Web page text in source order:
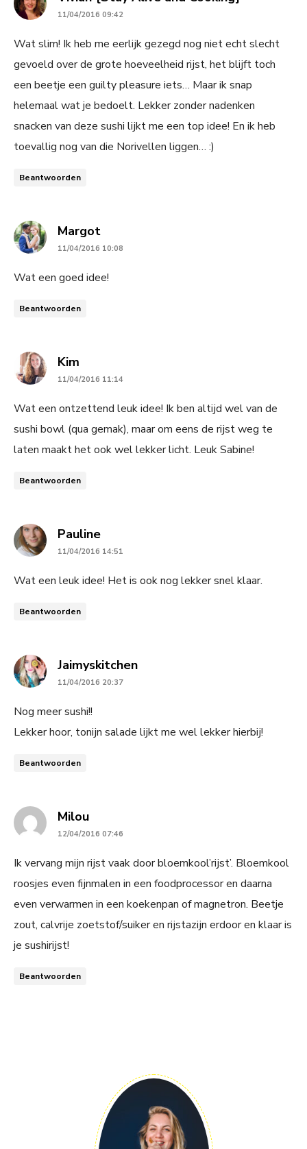
11/04/2016 09:42
Wat slim! Ik heb me eerlijk gezegd nog niet echt slecht
gevoeld over de grote hoeveelheid rijst, het blijft toch
een beetje een guilty pleasure iets… Maar ik snap
helemaal wat je bedoelt. Lekker zonder nadenken
snacken van deze sushi lijkt me een top idee! En ik heb
toevallig nog van die Norivellen liggen… :)
Beantwoorden
Margotsays:
11/04/2016 10:08
Wat een goed idee!
Beantwoorden
Kim
11/04/2016 11:14
Wat een ontzettend leuk idee! Ik ben altijd wel van de
sushi bowl (qua gemak), maar om eens de rijst weg te
laten maakt het ook wel lekker licht. Leuk Sabine!
Beantwoorden
Paulinesays:
11/04/2016 14:51
Wat een leuk idee! Het is ook nog lekker snel klaar.
Beantwoorden
Jaimyskitchensays:
11/04/2016 20:37
Nog meer sushi!!
Lekker hoor, tonijn salade lijkt me wel lekker hierbij!
Beantwoorden
Milousays:
12/04/2016 07:46
Ik vervang mijn rijst vaak door bloemkool’rijst’. Bloemkool
roosjes even fijnmalen in een foodprocessor en daarna
even verwarmen in een koekenpan of magnetron. Beetje
zout, calvrije zoetstof/suiker en rijstazijn erdoor en klaar is
je sushirijst!
Beantwoorden